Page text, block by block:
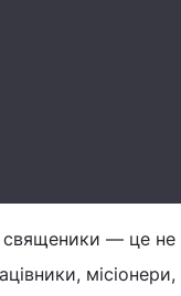
— це не